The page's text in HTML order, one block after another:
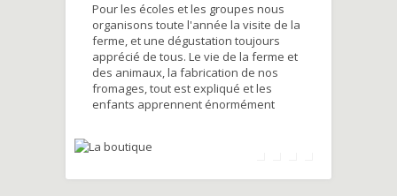
Pour les écoles et les groupes nous
organisons toute l'année la visite de la
ferme, et une dégustation toujours
apprécié de tous. Le vie de la ferme et
des animaux, la fabrication de nos
fromages, tout est expliqué et les
enfants apprennent énormément